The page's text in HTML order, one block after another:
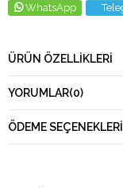
WhatsApp
ÜRÜN ÖZELLIKLERI
YORUMLAR(0)
ÖDEME SEÇENEKLERI